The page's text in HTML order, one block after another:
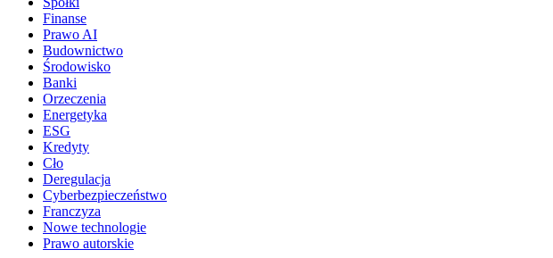
Finanse
Prawo AI
Budownictwo
Środowisko
Banki
Orzeczenia
Energetyka
ESG
Kredyty
Cło
Deregulacja
Cyberbezpieczeństwo
Franczyza
Nowe technologie
Prawo autorskie